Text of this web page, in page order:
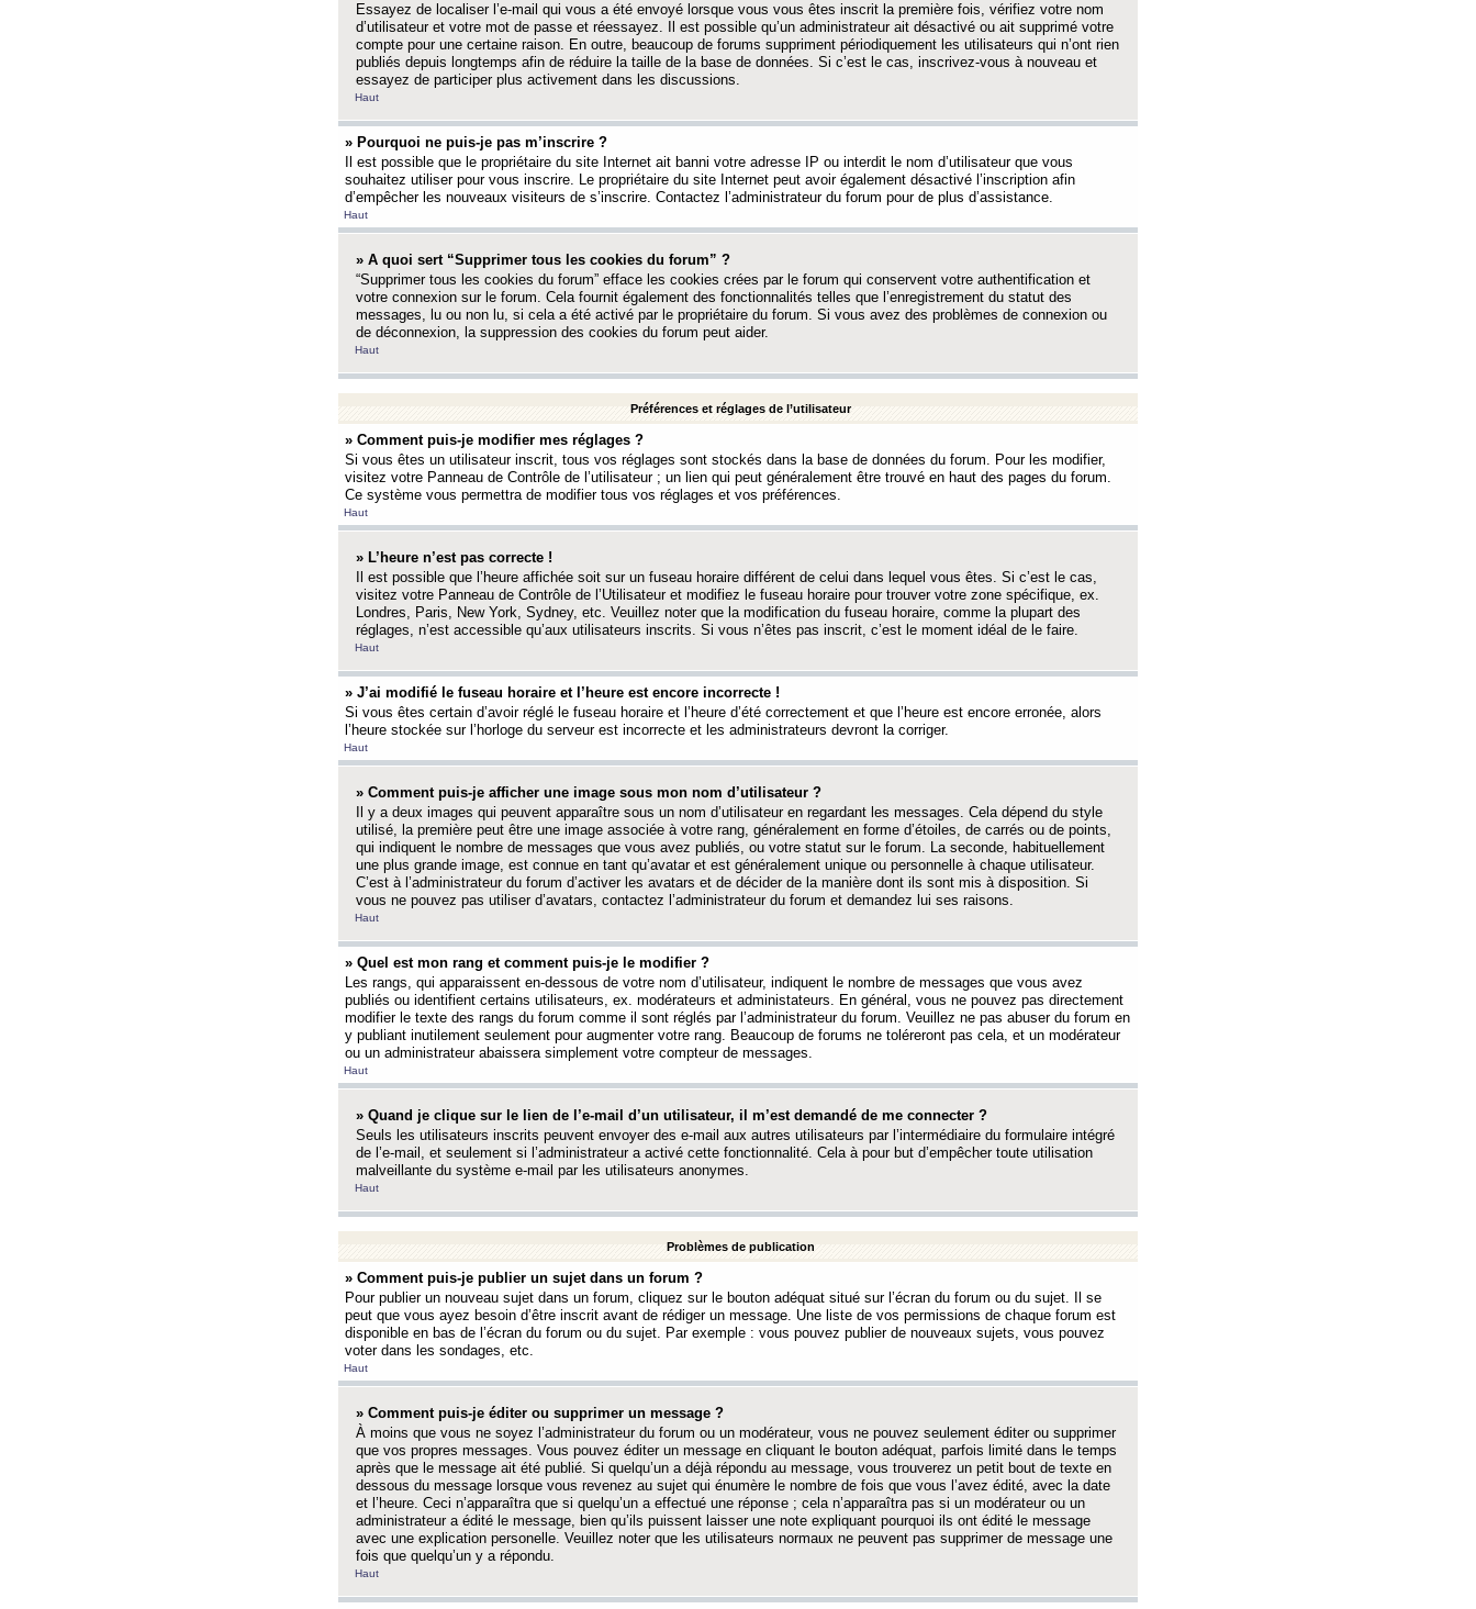
Essayez de localiser l’e-mail qui vous a été envoyé lorsque vous vous êtes inscrit la première fois, vérifiez votre nom
d’utilisateur et votre mot de passe et réessayez. Il est possible qu’un administrateur ait désactivé ou ait supprimé votre
compte pour une certaine raison. En outre, beaucoup de forums suppriment périodiquement les utilisateurs qui n’ont rien
publiés depuis longtemps afin de réduire la taille de la base de données. Si c’est le cas, inscrivez-vous à nouveau et
essayez de participer plus activement dans les discussions.
Haut
» Pourquoi ne puis-je pas m’inscrire ?
Il est possible que le propriétaire du site Internet ait banni votre adresse IP ou interdit le nom d’utilisateur que vous
souhaitez utiliser pour vous inscrire. Le propriétaire du site Internet peut avoir également désactivé l’inscription afin
d’empêcher les nouveaux visiteurs de s’inscrire. Contactez l’administrateur du forum pour de plus d’assistance.
Haut
» A quoi sert “Supprimer tous les cookies du forum” ?
“Supprimer tous les cookies du forum” efface les cookies crées par le forum qui conservent votre authentification et
votre connexion sur le forum. Cela fournit également des fonctionnalités telles que l’enregistrement du statut des
messages, lu ou non lu, si cela a été activé par le propriétaire du forum. Si vous avez des problèmes de connexion ou
de déconnexion, la suppression des cookies du forum peut aider.
Haut
Préférences et réglages de l’utilisateur
» Comment puis-je modifier mes réglages ?
Si vous êtes un utilisateur inscrit, tous vos réglages sont stockés dans la base de données du forum. Pour les modifier,
visitez votre Panneau de Contrôle de l’utilisateur ; un lien qui peut généralement être trouvé en haut des pages du forum.
Ce système vous permettra de modifier tous vos réglages et vos préférences.
Haut
» L’heure n’est pas correcte !
Il est possible que l’heure affichée soit sur un fuseau horaire différent de celui dans lequel vous êtes. Si c’est le cas,
visitez votre Panneau de Contrôle de l’Utilisateur et modifiez le fuseau horaire pour trouver votre zone spécifique, ex.
Londres, Paris, New York, Sydney, etc. Veuillez noter que la modification du fuseau horaire, comme la plupart des
réglages, n’est accessible qu’aux utilisateurs inscrits. Si vous n’êtes pas inscrit, c’est le moment idéal de le faire.
Haut
» J’ai modifié le fuseau horaire et l’heure est encore incorrecte !
Si vous êtes certain d’avoir réglé le fuseau horaire et l’heure d’été correctement et que l’heure est encore erronée, alors
l’heure stockée sur l’horloge du serveur est incorrecte et les administrateurs devront la corriger.
Haut
» Comment puis-je afficher une image sous mon nom d’utilisateur ?
Il y a deux images qui peuvent apparaître sous un nom d’utilisateur en regardant les messages. Cela dépend du style
utilisé, la première peut être une image associée à votre rang, généralement en forme d’étoiles, de carrés ou de points,
qui indiquent le nombre de messages que vous avez publiés, ou votre statut sur le forum. La seconde, habituellement
une plus grande image, est connue en tant qu’avatar et est généralement unique ou personnelle à chaque utilisateur.
C’est à l’administrateur du forum d’activer les avatars et de décider de la manière dont ils sont mis à disposition. Si
vous ne pouvez pas utiliser d’avatars, contactez l’administrateur du forum et demandez lui ses raisons.
Haut
» Quel est mon rang et comment puis-je le modifier ?
Les rangs, qui apparaissent en-dessous de votre nom d’utilisateur, indiquent le nombre de messages que vous avez
publiés ou identifient certains utilisateurs, ex. modérateurs et administateurs. En général, vous ne pouvez pas directement
modifier le texte des rangs du forum comme il sont réglés par l’administrateur du forum. Veuillez ne pas abuser du forum en
y publiant inutilement seulement pour augmenter votre rang. Beaucoup de forums ne toléreront pas cela, et un modérateur
ou un administrateur abaissera simplement votre compteur de messages.
Haut
» Quand je clique sur le lien de l’e-mail d’un utilisateur, il m’est demandé de me connecter ?
Seuls les utilisateurs inscrits peuvent envoyer des e-mail aux autres utilisateurs par l’intermédiaire du formulaire intégré
de l’e-mail, et seulement si l’administrateur a activé cette fonctionnalité. Cela à pour but d’empêcher toute utilisation
malveillante du système e-mail par les utilisateurs anonymes.
Haut
Problèmes de publication
» Comment puis-je publier un sujet dans un forum ?
Pour publier un nouveau sujet dans un forum, cliquez sur le bouton adéquat situé sur l’écran du forum ou du sujet. Il se
peut que vous ayez besoin d’être inscrit avant de rédiger un message. Une liste de vos permissions de chaque forum est
disponible en bas de l’écran du forum ou du sujet. Par exemple : vous pouvez publier de nouveaux sujets, vous pouvez
voter dans les sondages, etc.
Haut
» Comment puis-je éditer ou supprimer un message ?
À moins que vous ne soyez l’administrateur du forum ou un modérateur, vous ne pouvez seulement éditer ou supprimer
que vos propres messages. Vous pouvez éditer un message en cliquant le bouton adéquat, parfois limité dans le temps
après que le message ait été publié. Si quelqu’un a déjà répondu au message, vous trouverez un petit bout de texte en
dessous du message lorsque vous revenez au sujet qui énumère le nombre de fois que vous l’avez édité, avec la date
et l’heure. Ceci n’apparaîtra que si quelqu’un a effectué une réponse ; cela n’apparaîtra pas si un modérateur ou un
administrateur a édité le message, bien qu’ils puissent laisser une note expliquant pourquoi ils ont édité le message
avec une explication personelle. Veuillez noter que les utilisateurs normaux ne peuvent pas supprimer de message une
fois que quelqu’un y a répondu.
Haut